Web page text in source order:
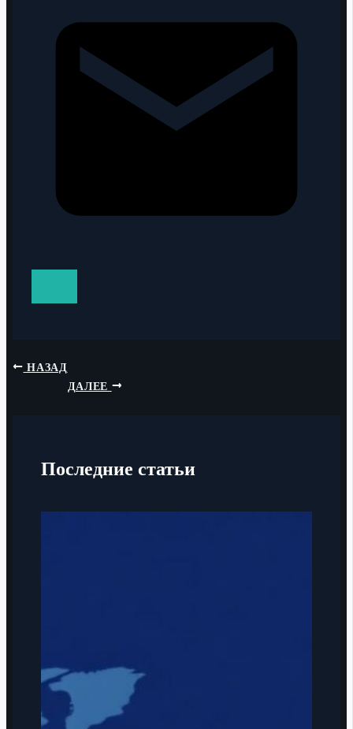
НАЗАД
ДАЛЕЕ
Последние статьи